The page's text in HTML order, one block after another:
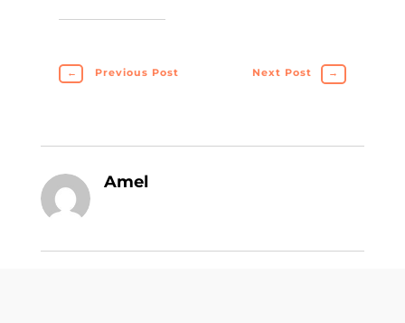
← Previous Post Next Post →
Amel